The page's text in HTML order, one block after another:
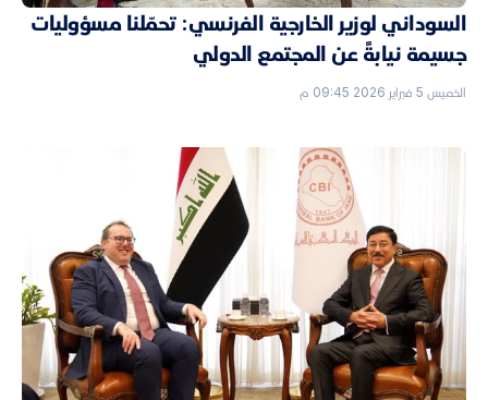
السوداني لوزير الخارجية الفرنسي: تحمّلنا مسؤوليات
جسيمة نيابةً عن المجتمع الدولي
الخميس 5 فبراير 2026 09:45 م